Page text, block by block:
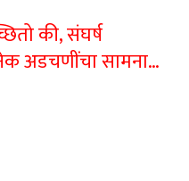
की, संघर्ष
अडचणींचा सामना…